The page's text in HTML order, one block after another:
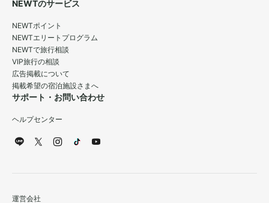
NEWTのサービス
NEWTポイント
NEWTエリートプログラム
NEWTで旅行相談
VIP旅行の相談
広告掲載について
掲載希望の宿泊施設さまへ
サポート・お問い合わせ
ヘルプセンター
運営会社